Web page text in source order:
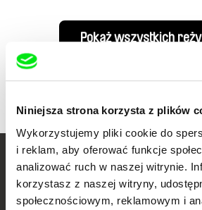
Niniejsza strona korzysta z plików
Wykorzystujemy pliki cookie do
i reklam, aby oferować funkcje
analizować ruch w naszej witrynie.
korzystasz z naszej witryny,
społecznościowym, reklamowym i
Pokaż wszystkich
Twoje
dokumentalne